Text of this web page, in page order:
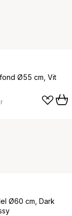
Ø55 cm, Vit
Ø60 cm, Dark